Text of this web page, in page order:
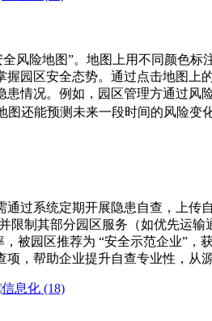
险地图”。地图上用不同颜色标
园区安全态势。通过点击地图
情况。例如，园区管理方通过风
还能预测未来一段时间的风险
过系统定期开展隐患自查，上
制其部分园区服务（如优先运
被园区推荐为 “安全示范企业”，
，帮助企业提升自查专业性，从